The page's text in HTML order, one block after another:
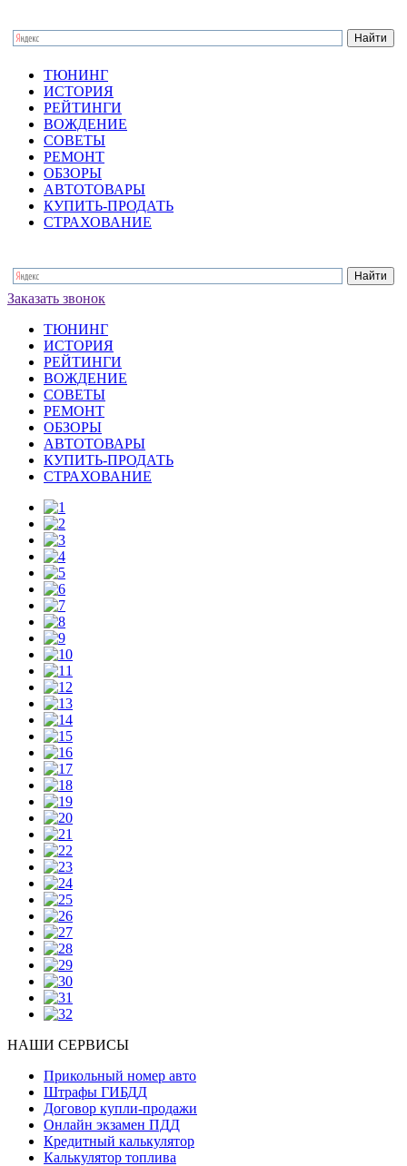
ТЮНИНГ
ИСТОРИЯ
РЕЙТИНГИ
ВОЖДЕНИЕ
СОВЕТЫ
РЕМОНТ
ОБЗОРЫ
АВТОТОВАРЫ
КУПИТЬ-ПРОДАТЬ
СТРАХОВАНИЕ
Заказать звонок
ТЮНИНГ
ИСТОРИЯ
РЕЙТИНГИ
ВОЖДЕНИЕ
СОВЕТЫ
РЕМОНТ
ОБЗОРЫ
АВТОТОВАРЫ
КУПИТЬ-ПРОДАТЬ
СТРАХОВАНИЕ
НАШИ СЕРВИСЫ
Прикольный номер авто
Штрафы ГИБДД
Договор купли-продажи
Онлайн экзамен ПДД
Кредитный калькулятор
Калькулятор топлива